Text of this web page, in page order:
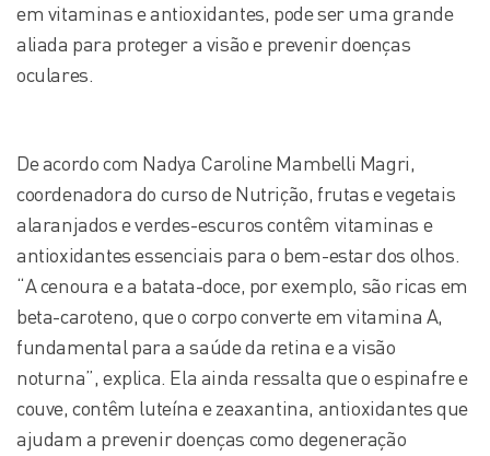
em vitaminas e antioxidantes, pode ser uma grande
aliada para proteger a visão e prevenir doenças
oculares.
De acordo com Nadya Caroline Mambelli Magri,
coordenadora do curso de Nutrição, frutas e vegetais
alaranjados e verdes-escuros contêm vitaminas e
antioxidantes essenciais para o bem-estar dos olhos.
“A cenoura e a batata-doce, por exemplo, são ricas em
beta-caroteno, que o corpo converte em vitamina A,
fundamental para a saúde da retina e a visão
noturna”, explica. Ela ainda ressalta que o espinafre e
couve, contêm luteína e zeaxantina, antioxidantes que
ajudam a prevenir doenças como degeneração